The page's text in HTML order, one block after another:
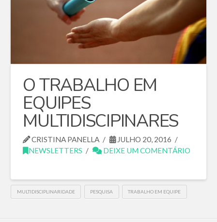
O TRABALHO EM
EQUIPES
MULTIDISCIPINARES
CRISTINA PANELLA
JULHO 20, 2016
NEWSLETTERS
DEIXE UM COMENTÁRIO
MULTIDISCIPLINARIDADE PESQUISA TRABALHO EM EQUIPE